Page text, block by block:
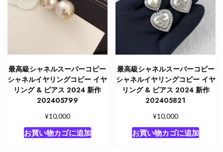
最高級シャネルスーパーコピー
シャネルイヤリングコピー イヤ
リング & ピアス 2024 新作
202405799
¥10,000
お買い物カゴに追加
最高級シャネルスーパーコピー
シャネルイヤリングコピー イヤ
リング & ピアス 2024 新作
202405821
¥10,000
お買い物カゴに追加